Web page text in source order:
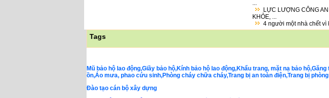
LỰC LƯỢNG CÔNG
KHỎE, ...
4 người một nhà chết vì
Tags
Mũ bảo hộ lao động,Giầy bảo hộ,Kính bảo hộ lao động,Khẩu trang, mặt nạ bảo
ồn,Áo mưa, phao cứu sinh,Phòng cháy chữa cháy,Trang bị an toàn điện,Trang bị
Đào tạo cán bộ xây dựng